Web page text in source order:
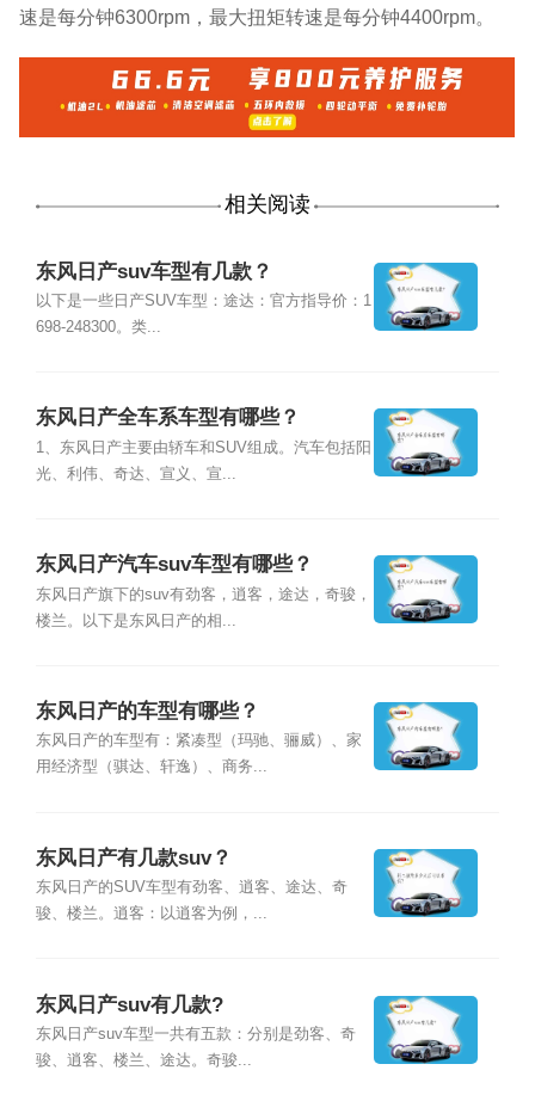
速是每分钟6300rpm，最大扭矩转速是每分钟4400rpm。
相关阅读
东风日产suv车型有几款？
以下是一些日产SUV车型：途达：官方指导价：1
698-248300。类...
东风日产全车系车型有哪些？
1、东风日产主要由轿车和SUV组成。汽车包括阳
光、利伟、奇达、宣义、宣...
东风日产汽车suv车型有哪些？
东风日产旗下的suv有劲客，逍客，途达，奇骏，
楼兰。以下是东风日产的相...
东风日产的车型有哪些？
东风日产的车型有：紧凑型（玛驰、骊威）、家
用经济型（骐达、轩逸）、商务...
东风日产有几款suv？
东风日产的SUV车型有劲客、逍客、途达、奇
骏、楼兰。逍客：以逍客为例，...
东风日产suv有几款?
东风日产suv车型一共有五款：分别是劲客、奇
骏、逍客、楼兰、途达。奇骏...